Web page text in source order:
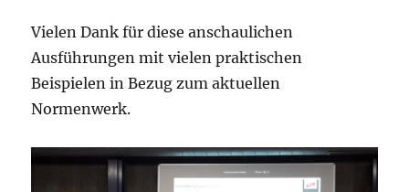
Vielen Dank für diese anschaulichen
Ausführungen mit vielen praktischen
Beispielen in Bezug zum aktuellen
Normenwerk.